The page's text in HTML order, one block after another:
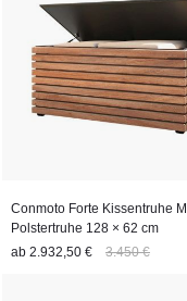
Conmoto Forte Kissentruhe M
Polstertruhe 128 × 62 cm
ab 2.932,50 € 3.450 €